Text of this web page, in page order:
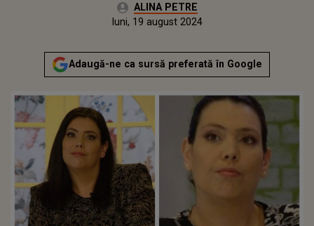
Autor:ALINA PETRE
sâmbătă, 19 august 2023Actualizat:
luni, 19 august 2024
Adaugă-ne ca sursă preferată în Google